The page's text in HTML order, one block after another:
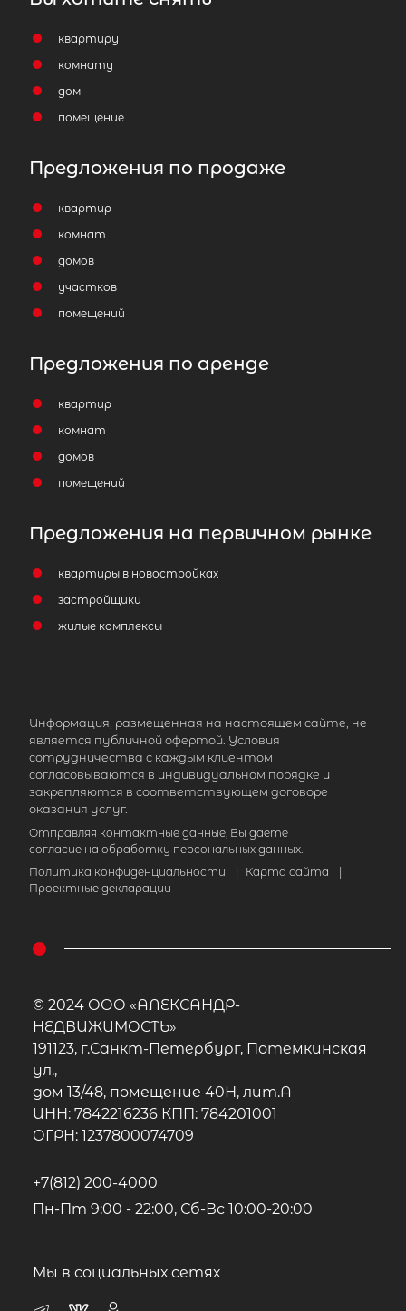
квартиру
комнату
дом
помещение
Предложения по продаже
квартир
комнат
домов
участков
помещений
Предложения по аренде
квартир
комнат
домов
помещений
Предложения на первичном рынке
квартиры в новостройках
застройщики
жилые комплексы
Информация, размещенная на настоящем сайте, не
является публичной офертой. Условия
сотрудничества с каждым клиентом
согласовываются в индивидуальном порядке и
закрепляются в соответствующем договоре
оказания услуг.
Отправляя контактные данные, Вы даете
согласие на обработку персональных данных.
Политика конфиденциальности
Карта сайта
Проектные декларации
© 2024 ООО «АЛЕКСАНДР-
НЕДВИЖИМОСТЬ»
191123, г.Санкт-Петербург, Потемкинская
ул.,
дом 13/48, помещение 40Н, лит.А
ИНН: 7842216236 КПП: 784201001
ОГРН: 1237800074709
+7(812) 200-4000
Пн-Пт 9:00 - 22:00, Сб-Вс 10:00-20:00
Мы в социальных сетях